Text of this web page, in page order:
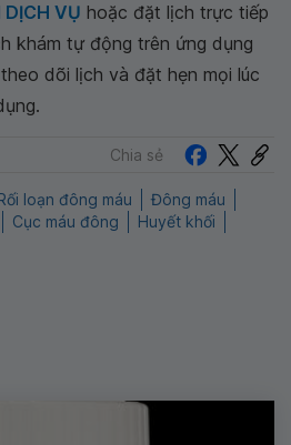
DỊCH VỤ hoặc đặt lịch trực tiếp
khám tự động trên ứng dụng
dõi lịch và đặt hẹn mọi lúc
Chia sẻ
loạn đông máu
Đông máu
Cục máu đông
Huyết khối